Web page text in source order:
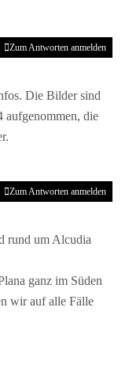
um 4:59 p.m. Uhr
Die Bilder sind
die
Zum Antworten anmelden
um 10:45 a.m. Uhr
rund um Alcudia
ganz im Süden
wir auf alle Fälle
Zum Antworten anmelden